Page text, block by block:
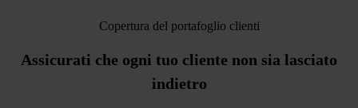
Copertura del portafoglio clienti
Assicurati che ogni tuo cliente non sia lasciato
indietro